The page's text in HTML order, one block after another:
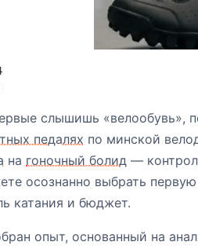
слышишь «велообувь»,
педалях по минской
на гоночный болид —
осознанно выбрать
катания и бюджет.
опыт, основанный на